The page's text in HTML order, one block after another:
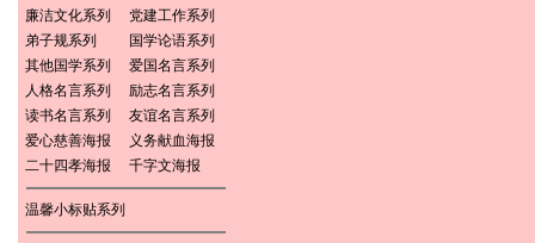
廉洁文化系列
党建工作系列
弟子规系列
国学论语系列
其他国学系列
爱国名言系列
人格名言系列
励志名言系列
读书名言系列
友谊名言系列
爱心慈善海报
义务献血海报
二十四孝海报
千字文海报
温馨小标贴系列